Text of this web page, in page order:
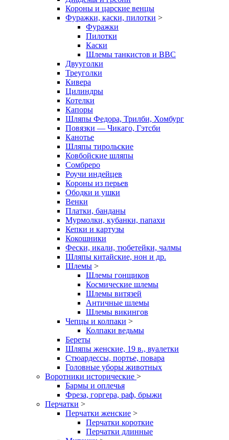
Короны и царские венцы
Фуражки, каски, пилотки >
Фуражки
Пилотки
Каски
Шлемы танкистов и ВВС
Двууголки
Треуголки
Кивера
Цилиндры
Котелки
Капоры
Шляпы Федора, Трилби, Хомбург
Повязки — Чикаго, Гэтсби
Канотье
Шляпы тирольские
Ковбойские шляпы
Сомбреро
Роучи индейцев
Короны из перьев
Ободки и ушки
Венки
Платки, банданы
Мурмолки, кубанки, папахи
Кепки и картузы
Кокошники
Фески, икали, тюбетейки, чалмы
Шляпы китайские, нон и др.
Шлемы >
Шлемы гонщиков
Космические шлемы
Шлемы витязей
Античные шлемы
Шлемы викингов
Чепцы и колпаки >
Колпаки ведьмы
Береты
Шляпы женские, 19 в., вуалетки
Стюардессы, портье, повара
Головные уборы животных
Воротники исторические >
Бармы и оплечья
Фреза, горгера, раф, брыжи
Перчатки >
Перчатки женские >
Перчатки короткие
Перчатки длинные